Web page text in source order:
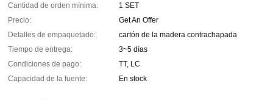
Cantidad de orden mínima:
1 SET
Precio:
Get An Offer
Detalles de empaquetado:
cartón de la madera contrachapada
Tiempo de entrega:
3~5 días
Condiciones de pago:
TT, LC
Capacidad de la fuente:
En stock